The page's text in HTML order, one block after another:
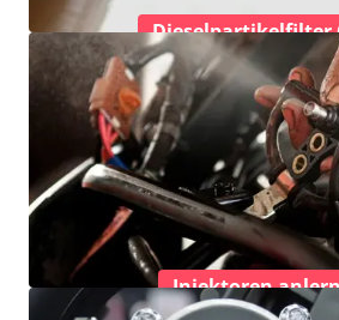
Dieselpartikelfilter
Injektoren